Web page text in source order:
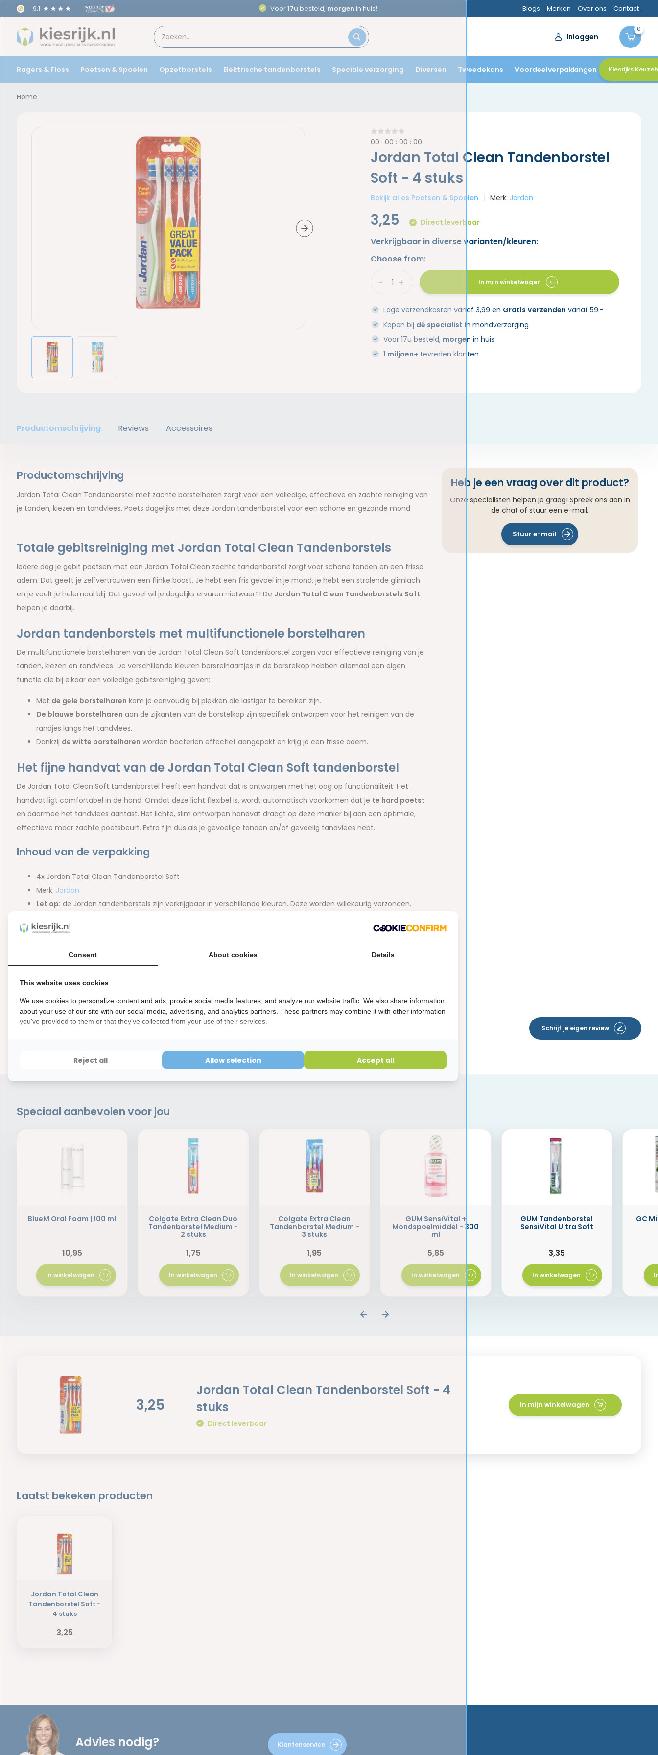
9.1 Aanbevolen doortandartsen Blogs Merken Over ons Contact
Inloggen
0
Ragers & Floss Poetsen & Spoelen Opzetborstels Elektrische tandenborstels Speciale verzorging Diversen Tweedekans Voordeelverpakkingen Kiesrijks
Home
00 :00 :00 :00
Jordan Total Clean Tandenborstel
Soft - 4 stuks
Bekijk alles Poetsen & Spoelen Merk: Jordan
3,25 Direct leverbaar
Verkrijgbaar in diverse varianten/kleuren:
Choose from:
+
- In mijn winkelwagen
Lage verzendkosten vanaf 3,99 en Gratis Verzenden vanaf 59.-
Kopen bij dé specialist in mondverzorging
Voor 17u besteld, morgen in huis
1 miljoen+ tevreden klanten
Productomschrijving Reviews Accessoires
Productomschrijving
Jordan Total Clean Tandenborstel met zachte borstelharen zorgt voor een volledige, effectieve en zachte reiniging van
je tanden, kiezen en tandvlees. Poets dagelijks met deze Jordan tandenborstel voor een schone en gezonde mond.
Totale gebitsreiniging met Jordan Total Clean Tandenborstels
Iedere dag je gebit poetsen met een Jordan Total Clean zachte tandenborstel zorgt voor schone tanden en een frisse
adem. Dat geeft je zelfvertrouwen een flinke boost. Je hebt een fris gevoel in je mond, je hebt een stralende glimlach
en je voelt je helemaal blij. Dat gevoel wil je dagelijks ervaren nietwaar?! De Jordan Total Clean Tandenborstels Soft
helpen je daarbij.
Jordan tandenborstels met multifunctionele borstelharen
De multifunctionele borstelharen van de Jordan Total Clean Soft tandenborstel zorgen voor effectieve reiniging van je
tanden, kiezen en tandvlees. De verschillende kleuren borstelhaartjes in de borstelkop hebben allemaal een eigen
functie die bij elkaar een volledige gebitsreiniging geven:
Met de gele borstelharen kom je eenvoudig bij plekken die lastiger te bereiken zijn.
De blauwe borstelharen aan de zijkanten van de borstelkop zijn specifiek ontworpen voor het reinigen van de
randjes langs het tandvlees.
Dankzij de witte borstelharen worden bacteriën effectief aangepakt en krijg je een frisse adem.
Het fijne handvat van de Jordan Total Clean Soft tandenborstel
De Jordan Total Clean Soft tandenborstel heeft een handvat dat is ontworpen met het oog op functionaliteit. Het
handvat ligt comfortabel in de hand. Omdat deze licht flexibel is, wordt automatisch voorkomen dat je te hard poetst
en daarmee het tandvlees aantast. Het lichte, slim ontworpen handvat draagt op deze manier bij aan een optimale,
effectieve maar zachte poetsbeurt. Extra fijn dus als je gevoelige tanden en/of gevoelig tandvlees hebt.
Inhoud van de verpakking
4x Jordan Total Clean Tandenborstel Soft
Merk: Jordan
Let op: de Jordan tandenborstels zijn verkrijgbaar in verschillende kleuren. Deze worden willekeurig verzonden.
ⓘ
Let op
Hygiëneartikelen waarvan de verzegeling na de levering is verbroken kunnen niet geretourneerd worden en
hebben ook een waardevermindering van 100%.
Heb je een vraag over dit product?
Onze specialisten helpen je graag! Spreek ons aan in
de chat of stuur een e-mail.
Stuur e-mail
Reviews
0from5 Based on 0 reviews
Schrijf je eigen review
Er zijn nog geen reviews geschreven over dit product..
Speciaal aanbevolen voor jou
BlueM Oral Foam | 100 ml
10,95
In winkelwagen
Colgate Extra Clean Duo
Tandenborstel Medium -
2 stuks
1,75
In winkelwagen
Colgate Extra Clean
Tandenborstel Medium -
3 stuks
1,95
In winkelwagen
GUM SensiVital +
Mondspoelmiddel - 300
ml
5,85
In winkelwagen
GUM Tandenborstel
SensiVital Ultra Soft
3,35
In winkelwagen
GC
3,25
Jordan Total Clean Tandenborstel Soft - 4
stuks
Direct leverbaar
In mijn winkelwagen
Laatst bekeken producten
Jordan Total Clean
Tandenborstel Soft -
4 stuks
3,25
Advies nodig? Klantenservice
Consent About cookies Details
This website uses cookies
We use cookies to personalize content and ads, provide social media features, and analyze our website traffic. We also share information
about your use of our site with our social media, advertising, and analytics partners. These partners may combine it with other information
you've provided to them or that they've collected from your use of their services.
Reject all Allow selection Accept all